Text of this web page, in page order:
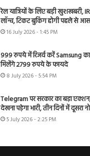
रेल यात्रियों के लिए बड़ी खुशखबरी,
लॉन्च, टिकट बुकिंग होगी पहले से
16 July 2026 - 1:45 PM
999 रुपये में रिजर्व करें Samsung
मिलेंगे 2799 रुपये के फायदे
8 July 2026 - 5:54 PM
Telegram पर सरकार का बड़ा
देखना पड़ेगा भारी, तीन दिनों में दूसरा
5 July 2026 - 2:25 PM